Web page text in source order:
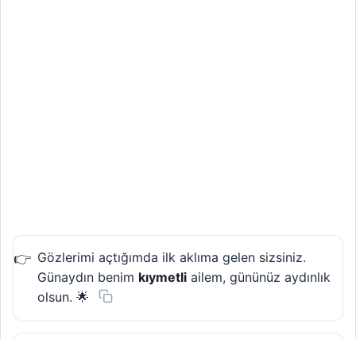
Gözlerimi açtığımda ilk aklıma gelen sizsiniz.
Günaydın benim kıymetli ailem, gününüz aydınlık
olsun. 🌟